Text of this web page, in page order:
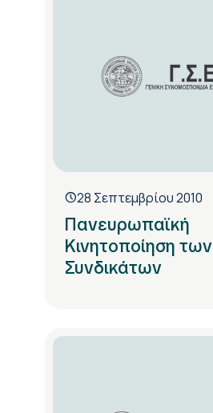
28 Σεπτεμβρίου 2010
Πανευρωπαϊκή
Κινητοποίηση των
Συνδικάτων